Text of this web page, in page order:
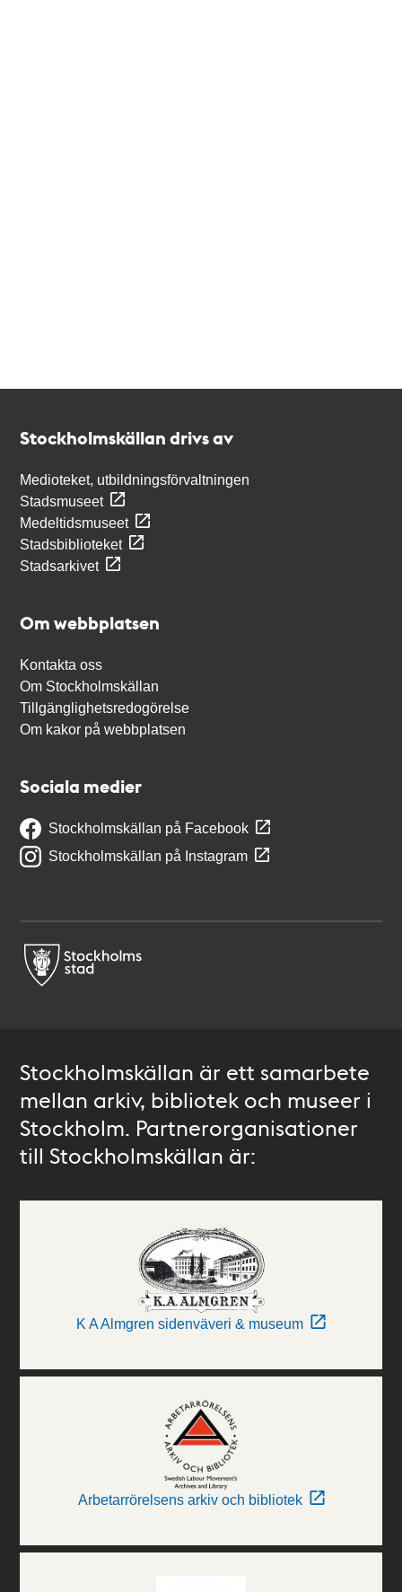
Stockholmskällan drivs av
Medioteket, utbildningsförvaltningen
Stadsmuseet
Medeltidsmuseet
Stadsbiblioteket
Stadsarkivet
Om webbplatsen
Kontakta oss
Om Stockholmskällan
Tillgänglighetsredogörelse
Om kakor på webbplatsen
Sociala medier
Stockholmskällan på Facebook
Stockholmskällan på Instagram
Stockholmskällan är ett samarbete
mellan arkiv, bibliotek och museer i
Stockholm. Partnerorganisationer
till Stockholmskällan är:
K A Almgren sidenväveri & museum
Arbetarrörelsens arkiv och bibliotek